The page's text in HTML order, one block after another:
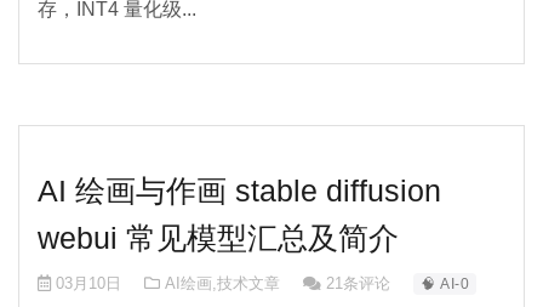
存，INT4 量化级...
AI 绘画与作画 stable diffusion
webui 常见模型汇总及简介
03月10日 AI绘画,技术文章 21条评论 🧠 AI-0